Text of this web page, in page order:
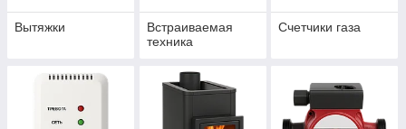
Вытяжки
Встраиваемая
техника
Счетчики газа